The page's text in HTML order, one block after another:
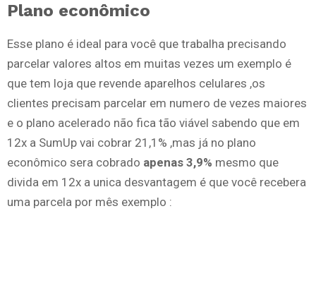
Plano econômico
Esse plano é ideal para você que trabalha precisando
parcelar valores altos em muitas vezes um exemplo é
que tem loja que revende aparelhos celulares ,os
clientes precisam parcelar em numero de vezes maiores
e o plano acelerado não fica tão viável sabendo que em
12x a SumUp vai cobrar 21,1% ,mas já no plano
econômico sera cobrado apenas 3,9% mesmo que
divida em 12x a unica desvantagem é que você recebera
uma parcela por mês exemplo :